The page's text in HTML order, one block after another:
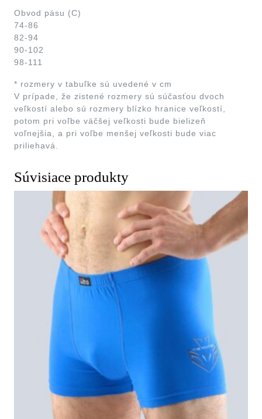
Obvod pásu (C)
74-86
82-94
90-102
98-111
* rozmery v tabuľke sú uvedené v cm
V prípade, že zistené rozmery sú súčasťou dvoch
veľkostí alebo sú rozmery blízko hranice veľkostí,
potom pri voľbe väčšej veľkosti bude bielizeň
voľnejšia, a pri voľbe menšej veľkosti bude viac
priliehavá.
Súvisiace produkty